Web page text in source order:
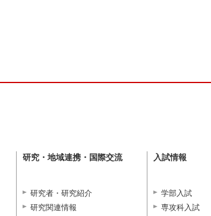
研究・地域連携・国際交流
研究者・研究紹介
研究関連情報
入試情報
学部入試
専攻科入試